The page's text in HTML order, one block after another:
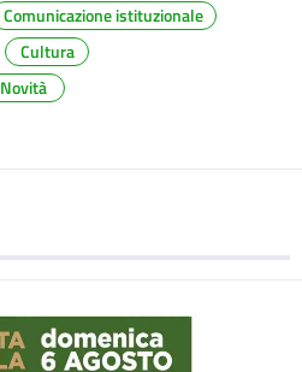
Comunicazione istituzionale
Cultura
Novità